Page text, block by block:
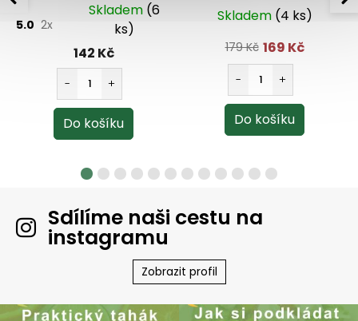
5.0 2x
Skladem (6
ks)
142 Kč
60 kapslí
Skladem (4 ks)
179 Kč 169 Kč
Sdílíme naši cestu na
instagramu
Zobrazit profil